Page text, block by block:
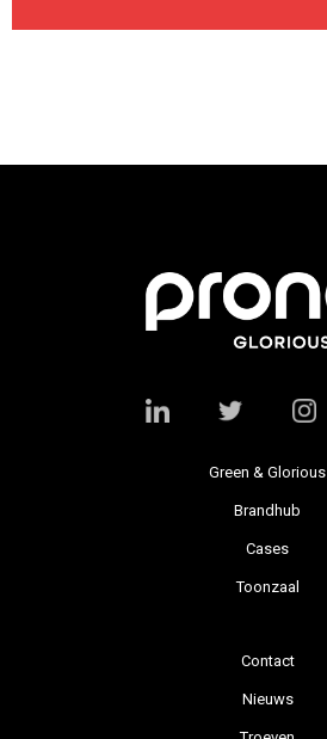
Green & Glorious
Brandhub
Cases
Toonzaal
Contact
Nieuws